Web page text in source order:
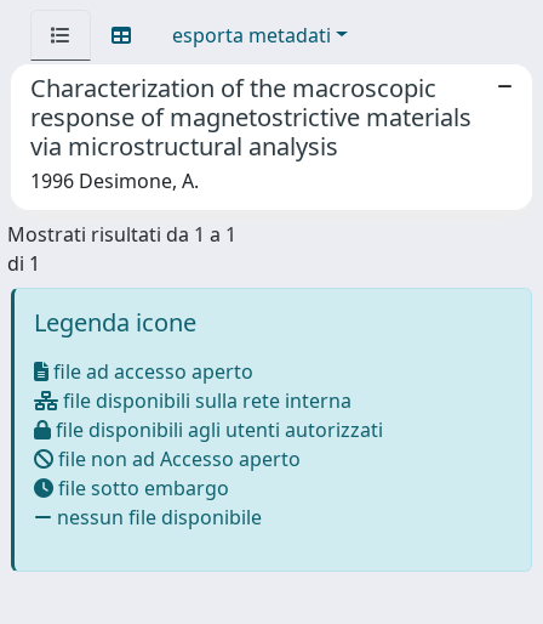
esporta metadati
Characterization of the macroscopic
response of magnetostrictive materials
via microstructural analysis
1996 Desimone, A.
Mostrati risultati da 1 a 1
di 1
Legenda icone
file ad accesso aperto
file disponibili sulla rete interna
file disponibili agli utenti autorizzati
file non ad Accesso aperto
file sotto embargo
nessun file disponibile